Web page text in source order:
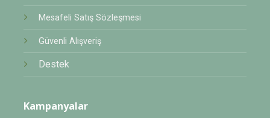
Mesafeli Satış Sözleşmesi
Güvenli Alışveriş
Destek
Kampanyalar